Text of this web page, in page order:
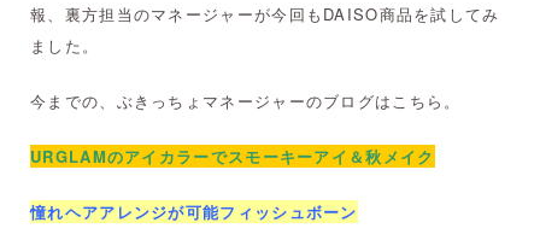
報、裏方担当のマネージャーが今回もDAISO商品を試してみ
ました。
今までの、ぶきっちょマネージャーのブログはこちら。
URGLAMのアイカラーでスモーキーアイ＆秋メイク
憧れヘアアレンジが可能フィッシュボーン